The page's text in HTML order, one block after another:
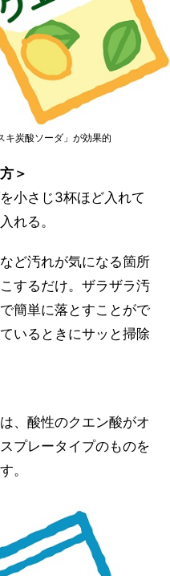
キ炭酸ソーダ」が効果的
＞
小さじ3杯ほど入れて
れる。
ど汚れが気になる箇所
するだけ。ザラザラ汚
簡単に落とすことがで
いるときにサッと掃除
、酸性のクエン酸がオ
プレータイプのものを
。